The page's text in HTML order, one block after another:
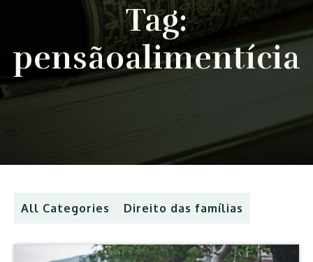
Tag:
pensãoalimentícia
All Categories Direito das famílias